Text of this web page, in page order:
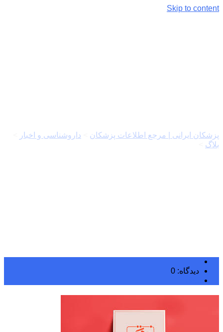
Skip to content
پزشکان ایرانی | مرجع اطلاعات پزشکان داروشناسی و اخبار
بلاگ
دیدگاه: 0